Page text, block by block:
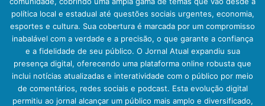
política local e estadual até questões sociais urgentes, economia,
esportes e cultura. Sua cobertura é marcada por um compromisso
inabalável com a verdade e a precisão, o que garante a confiança
e a fidelidade de seu público. O Jornal Atual expandiu sua
presença digital, oferecendo uma plataforma online robusta que
inclui notícias atualizadas e interatividade com o público por meio
de comentários, redes sociais e podcast. Esta evolução digital
permitiu ao jornal alcançar um público mais amplo e diversificado,